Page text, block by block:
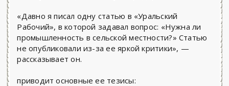
«Давно я писал одну статью в «Уральский
Рабочий», в которой задавал вопрос: «Нужна ли
промышленность в сельской местности?» Статью
не опубликовали из-за ее яркой критики», —
рассказывает он.
приводит основные ее тезисы: